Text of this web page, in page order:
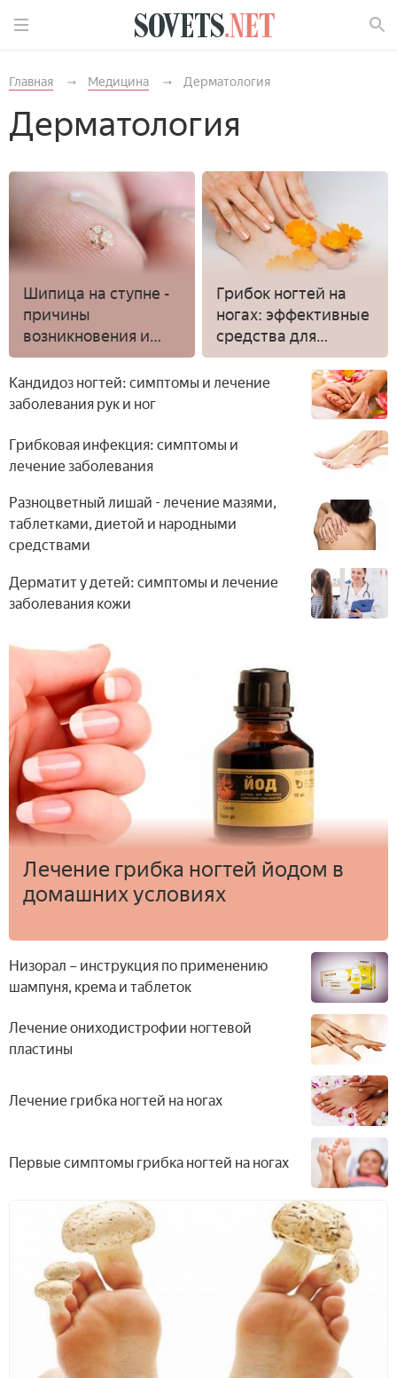
Главная Медицина Дерматология
Дерматология
Шипица на ступне -
причины
возникновения и
лечение
Грибок ногтей на
ногах: эффективные
средства для
лечения
Кандидоз ногтей: симптомы и лечение
заболевания рук и ног
Грибковая инфекция: симптомы и
лечение заболевания
Разноцветный лишай - лечение мазями,
таблетками, диетой и народными
средствами
Дерматит у детей: симптомы и лечение
заболевания кожи
Лечение грибка ногтей йодом в
домашних условиях
Низорал – инструкция по применению
шампуня, крема и таблеток
Лечение ониходистрофии ногтевой
пластины
Лечение грибка ногтей на ногах
Первые симптомы грибка ногтей на ногах